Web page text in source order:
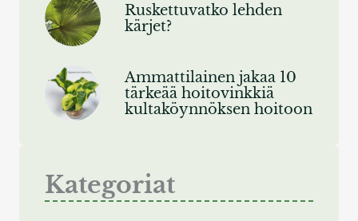
Ruskettuvatko lehden
kärjet?
Ammattilainen jakaa 10
tärkeää hoitovinkkiä
kultaköynnöksen hoitoon
Kategoriat